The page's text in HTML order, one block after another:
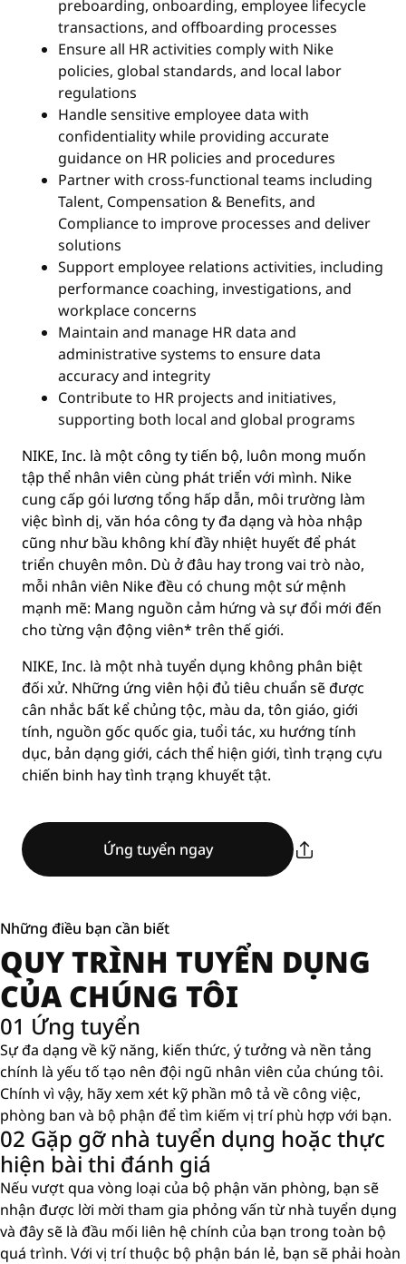
preboarding, onboarding, employee lifecycle
transactions, and offboarding processes
Ensure all HR activities comply with Nike
policies, global standards, and local labor
regulations
Handle sensitive employee data with
confidentiality while providing accurate
guidance on HR policies and procedures
Partner with cross-functional teams including
Talent, Compensation & Benefits, and
Compliance to improve processes and deliver
solutions
Support employee relations activities, including
performance coaching, investigations, and
workplace concerns
Maintain and manage HR data and
administrative systems to ensure data
accuracy and integrity
Contribute to HR projects and initiatives,
supporting both local and global programs
NIKE, Inc. là một công ty tiến bộ, luôn mong muốn
tập thể nhân viên cùng phát triển với mình. Nike
cung cấp gói lương tổng hấp dẫn, môi trường làm
việc bình dị, văn hóa công ty đa dạng và hòa nhập
cũng như bầu không khí đầy nhiệt huyết để phát
triển chuyên môn. Dù ở đâu hay trong vai trò nào,
mỗi nhân viên Nike đều có chung một sứ mệnh
mạnh mẽ: Mang nguồn cảm hứng và sự đổi mới đến
cho từng vận động viên* trên thế giới.
NIKE, Inc. là một nhà tuyển dụng không phân biệt
đối xử. Những ứng viên hội đủ tiêu chuẩn sẽ được
cân nhắc bất kể chủng tộc, màu da, tôn giáo, giới
tính, nguồn gốc quốc gia, tuổi tác, xu hướng tính
dục, bản dạng giới, cách thể hiện giới, tình trạng cựu
chiến binh hay tình trạng khuyết tật.
Ứng tuyển ngay
Những điều bạn cần biết
QUY TRÌNH TUYỂN DỤNG
CỦA CHÚNG TÔI
01 Ứng tuyển
Sự đa dạng về kỹ năng, kiến ​​thức, ý tưởng và nền tảng
chính là yếu tố tạo nên đội ngũ nhân viên của chúng tôi.
Chính vì vậy, hãy xem xét kỹ phần mô tả về công việc,
phòng ban và bộ phận để tìm kiếm vị trí phù hợp với bạn.
02 Gặp gỡ nhà tuyển dụng hoặc thực
hiện bài thi đánh giá
Nếu vượt qua vòng loại của bộ phận văn phòng, bạn sẽ
nhận được lời mời tham gia phỏng vấn từ nhà tuyển dụng
và đây sẽ là đầu mối liên hệ chính của bạn trong toàn bộ
quá trình. Với vị trí thuộc bộ phận bán lẻ, bạn sẽ phải hoàn